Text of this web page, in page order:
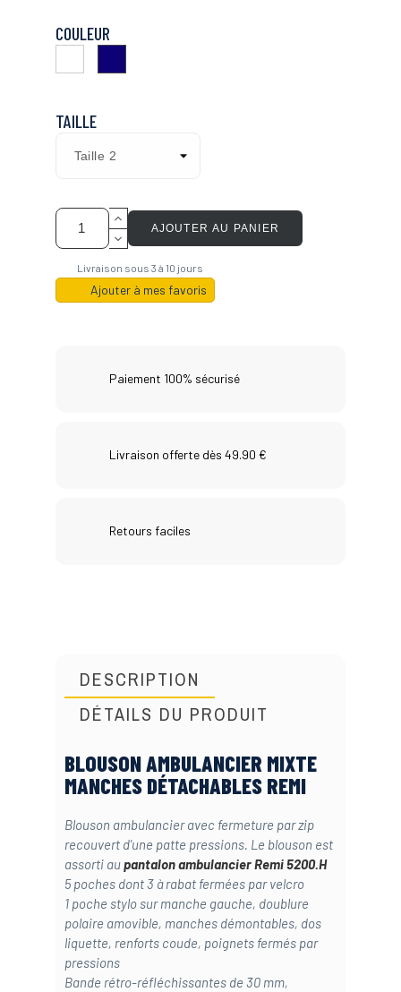
COULEUR
TAILLE
AJOUTER AU PANIER
Livraison sous 3 à 10 jours
Ajouter à mes favoris
Paiement 100% sécurisé
Livraison offerte dès 49.90 €
Retours faciles
DESCRIPTION
DÉTAILS DU PRODUIT
BLOUSON AMBULANCIER MIXTE
MANCHES DÉTACHABLES REMI
Blouson ambulancier avec fermeture par zip
recouvert d'une patte pressions. Le blouson est
assorti aupantalon ambulancier Remi 5200.H
5 poches dont 3 à rabat fermées par velcro
1 poche stylo sur manche gauche, doublure
polaire amovible, manches démontables, dos
liquette, renforts coude, poignets fermés par
pressions
Bande rétro-réfléchissantes de 30 mm,